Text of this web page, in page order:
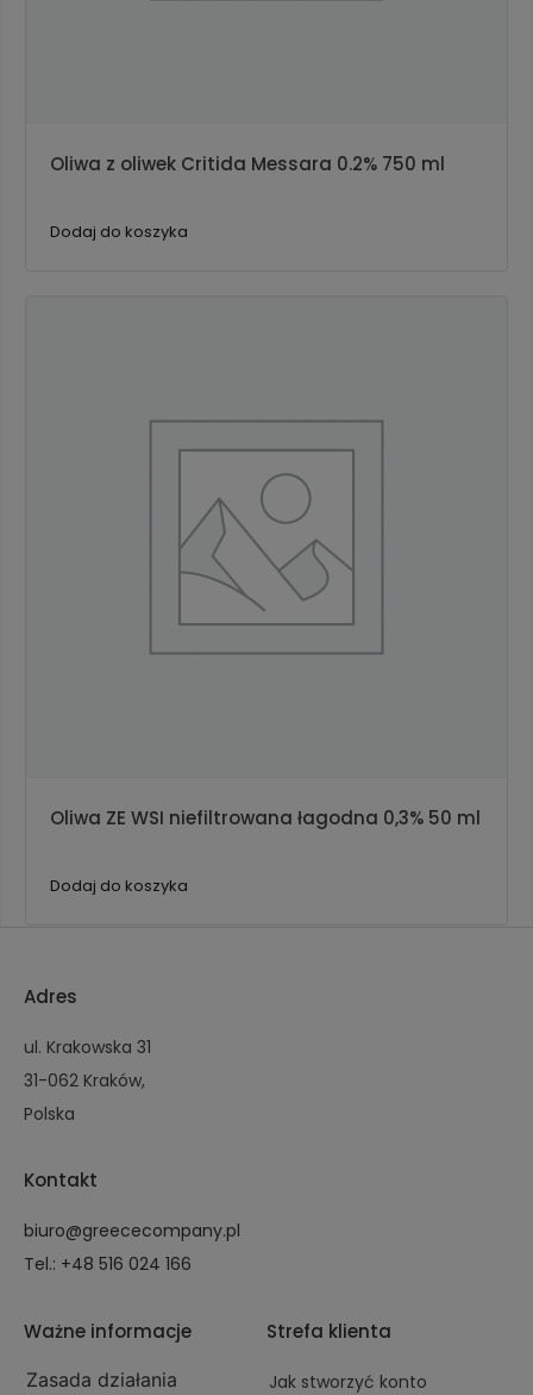
Oliwa z oliwek Critida Messara 0.2% 750 ml
Dodaj do koszyka
Oliwa ZE WSI niefiltrowana łagodna 0,3% 50 ml
Dodaj do koszyka
Adres
ul. Krakowska 31
31-062 Kraków,
Polska
Kontakt
biuro@greececompany.pl
Tel.: +48 516 024 166
Ważne informacje
Zasada działania
Strefa klienta
Jak stworzyć konto